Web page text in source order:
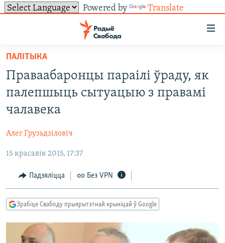
Powered by Translate
ўнівэрсальнага
доступу
Перайсьці
да
галоўнага
зьместу
да
навігацыі
Перайсьці
пошуку
УСЕ НАВІНЫ
ПАЛІТЫКА
ЭКАНОМІКА
ВАЙНА
ПАЛІТВЯЗЬНІ
КУЛЬТУРА
ТОЛЬКІ НА СВАБОДЗЕ
ГІСТОРЫЯ НА СВАБОДЗЕ
ПАДКАСТЫ
КНІГІ
PREMIUM
МОВА
ПАДЗЯЛІЦЦА ІНФАРМАЦЫЯЙ
RSS
ПАДКАСТЫ
FACEBOOK
ПАЛІТЫКА
Праваабаронцы параілі ўраду, як
палепшыць сытуацыю з правамі
чалавека
Алег Грузьдзіловіч
15 красавік 2015, 17:37
Падзяліцца Без VPN
Зрабіце Свабоду прыярытэтнай крыніцай ў Google